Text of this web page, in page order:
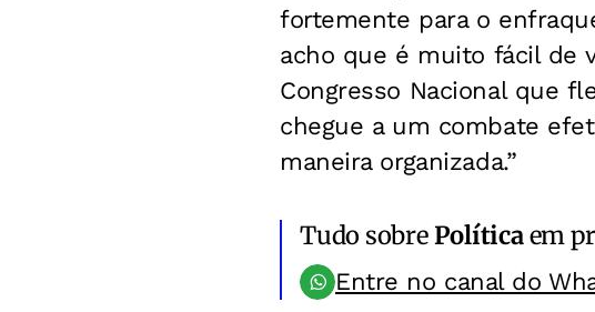
fortemente para o
acho que é muito fácil de
Congresso Nacional que
chegue a um combate
maneira organizada.”
Tudo sobrePolíticaem
Entre no canal do